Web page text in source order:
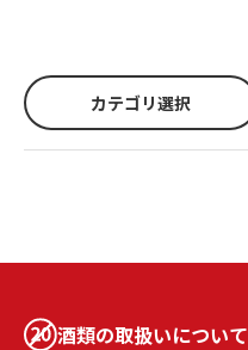
カテゴリ選択
酒類の取扱いについて